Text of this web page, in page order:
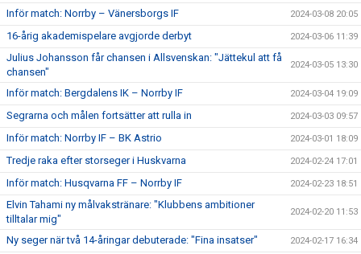
Inför match: Norrby – Vänersborgs IF 2024-03-08 20:05
16-årig akademispelare avgjorde derbyt 2024-03-06 11:39
Julius Johansson får chansen i Allsvenskan: "Jättekul att få
chansen"
2024-03-05 13:30
Inför match: Bergdalens IK – Norrby IF 2024-03-04 19:09
Segrarna och målen fortsätter att rulla in 2024-03-03 09:57
Inför match: Norrby IF – BK Astrio 2024-03-01 18:09
Tredje raka efter storseger i Huskvarna 2024-02-24 17:01
Inför match: Husqvarna FF – Norrby IF 2024-02-23 18:51
Elvin Tahami ny målvakstränare: "Klubbens ambitioner
tilltalar mig"
2024-02-20 11:53
Ny seger när två 14-åringar debuterade: "Fina insatser" 2024-02-17 16:34